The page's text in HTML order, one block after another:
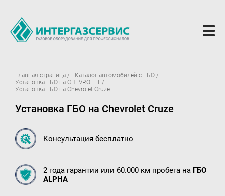
О компании
Новости
ГБО Alpha
Вопросы и ответы
Вакансии
Документы компании
Оферта
Главная страница
Каталог автомобилей с ГБО
Установка ГБО на CHEVROLET
Установка ГБО на Chevrolet Cruze
Установка ГБО на Chevrolet Cruze
Консультация бесплатно
2 года гарантии или 60.000 км пробега на ГБО
ALPHA